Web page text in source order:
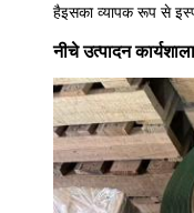
हैइसका व्यापक रूप से
नीचे उत्पादन